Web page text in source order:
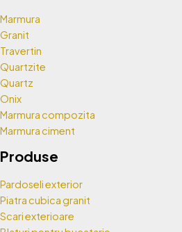
Marmura
Granit
Travertin
Quartzite
Quartz
Onix
Marmura compozita
Marmura ciment
Produse
Pardoseli exterior
Piatra cubica granit
Scari exterioare